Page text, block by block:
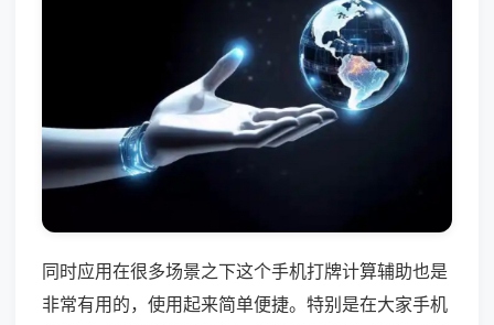
同时应用在很多场景之下这个手机打牌计算辅助也是
非常有用的，使用起来简单便捷。特别是在大家手机